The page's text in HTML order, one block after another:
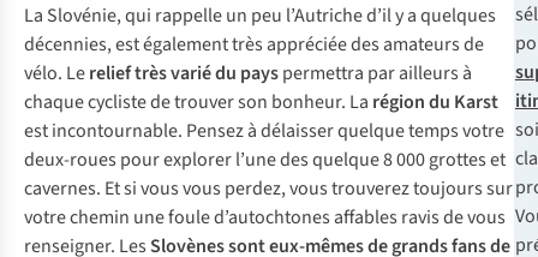
La Slovénie, qui rappelle un peu l’Autriche d’il y a quelques
décennies, est également très appréciée des amateurs de
vélo. Lerelief très varié du payspermettra par ailleurs à
chaque cycliste de trouver son bonheur. La région du Karst
est incontournable. Pensez à délaisser quelque temps votre
deux-roues pour explorer l’une des quelque 8 000 grottes et
cavernes. Et si vous vous perdez, vous trouverez toujours sur
votre chemin une foule d’autochtones affables ravis de vous
renseigner. LesSlovènes sont eux-mêmes de grands fans de